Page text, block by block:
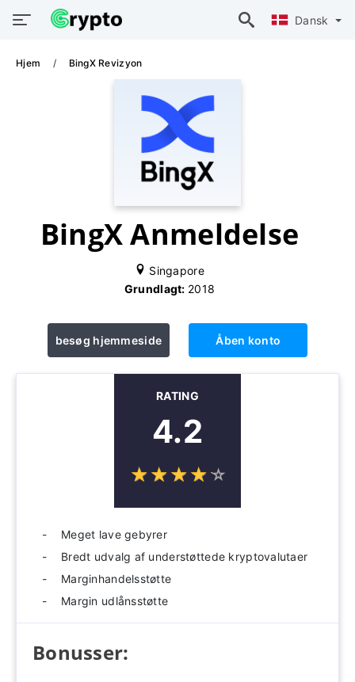
Dansk
Hjem BingX Revizyon
BingX Anmeldelse
Singapore
Grundlagt: 2018
besøg hjemmeside Åben konto
RATING
4.2
☆☆☆☆☆
★★★★★
Meget lave gebyrer
Bredt udvalg af understøttede kryptovalutaer
Marginhandelsstøtte
Margin udlånsstøtte
Bonusser: